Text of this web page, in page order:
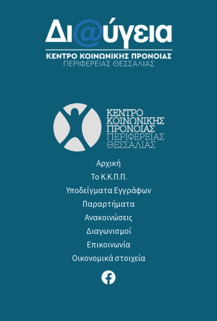
Αρχική
Το Κ.Κ.Π.Π.
Υποδείγματα Εγγράφων
Παραρτήματα
Ανακοινώσεις
Διαγωνισμοί
Επικοινωνία
Οικονομικά στοιχεία